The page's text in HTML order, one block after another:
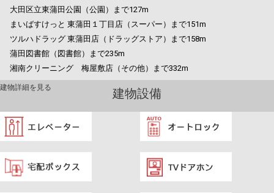
大田区立東蒲田公園（公園）まで127m
まいばすけっと 東蒲田１丁目店（スーパー）まで151m
ツルハドラッグ 東蒲田店（ドラッグストア）まで158m
蒲田図書館（図書館）まで235m
湘南クリーニング 梅屋敷店（その他）まで332m
建物設備
建物詳細を見る